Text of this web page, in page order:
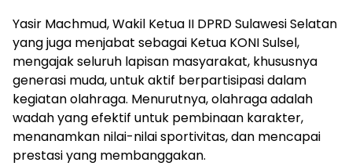
Yasir Machmud, Wakil Ketua II DPRD Sulawesi Selatan
yang juga menjabat sebagai Ketua KONI Sulsel,
mengajak seluruh lapisan masyarakat, khususnya
generasi muda, untuk aktif berpartisipasi dalam
kegiatan olahraga. Menurutnya, olahraga adalah
wadah yang efektif untuk pembinaan karakter,
menanamkan nilai-nilai sportivitas, dan mencapai
prestasi yang membanggakan.